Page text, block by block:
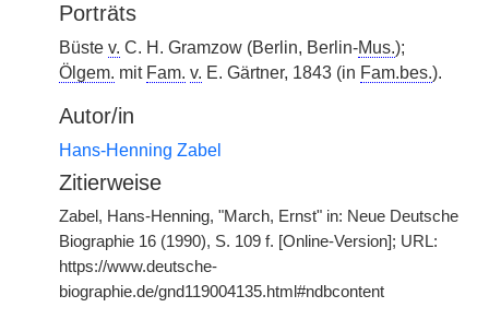
Porträts
Büste v. C. H. Gramzow (Berlin, Berlin-Mus.);
Ölgem. mit Fam. v. E. Gärtner, 1843 (in Fam.bes.).
Autor/in
Hans-Henning Zabel
Zitierweise
Zabel, Hans-Henning, "March, Ernst" in: Neue Deutsche
Biographie 16 (1990), S. 109 f. [Online-Version]; URL:
https://www.deutsche-
biographie.de/gnd119004135.html#ndbcontent